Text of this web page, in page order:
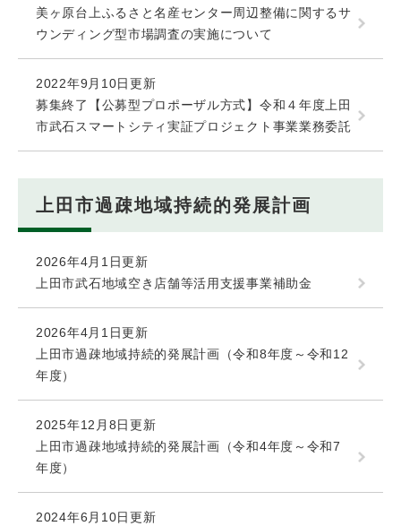
美ヶ原台上ふるさと名産センター周辺整備に関するサ
ウンディング型市場調査の実施について
2022年9月10日更新
募集終了【公募型プロポーザル方式】令和４年度上田
市武石スマートシティ実証プロジェクト事業業務委託
上田市過疎地域持続的発展計画
2026年4月1日更新
上田市武石地域空き店舗等活用支援事業補助金
2026年4月1日更新
上田市過疎地域持続的発展計画（令和8年度～令和12
年度）
2025年12月8日更新
上田市過疎地域持続的発展計画（令和4年度～令和7
年度）
2024年6月10日更新